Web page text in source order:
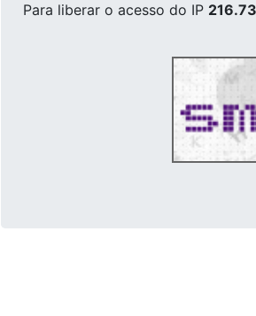
Para liberar o acesso do IP